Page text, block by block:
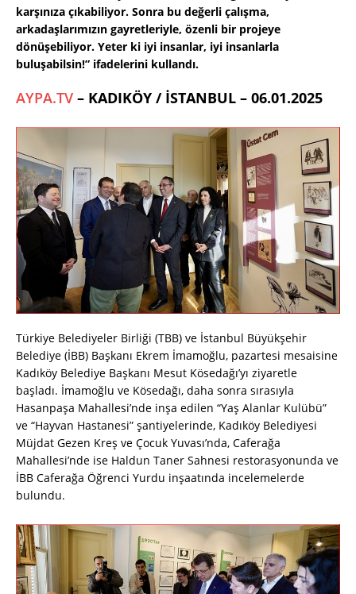
karşınıza çıkabiliyor. Sonra bu değerli çalışma,
arkadaşlarımızın gayretleriyle, özenli bir projeye
dönüşebiliyor. Yeter ki iyi insanlar, iyi insanlarla
buluşabilsin!” ifadelerini kullandı.
AYPA.TV – KADIKÖY / İSTANBUL – 06.01.2025
Türkiye Belediyeler Birliği (TBB) ve İstanbul Büyükşehir
Belediye (İBB) Başkanı Ekrem İmamoğlu, pazartesi mesaisine
Kadıköy Belediye Başkanı Mesut Kösedağı’yı ziyaretle
başladı. İmamoğlu ve Kösedağı, daha sonra sırasıyla
Hasanpaşa Mahallesi’nde inşa edilen “Yaş Alanlar Kulübü”
ve “Hayvan Hastanesi” şantiyelerinde, Kadıköy Belediyesi
Müjdat Gezen Kreş ve Çocuk Yuvası’nda, Caferağa
Mahallesi’nde ise Haldun Taner Sahnesi restorasyonunda ve
İBB Caferağa Öğrenci Yurdu inşaatında incelemelerde
bulundu.